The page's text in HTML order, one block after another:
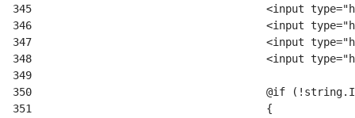
345
346
347
348
349
350
351